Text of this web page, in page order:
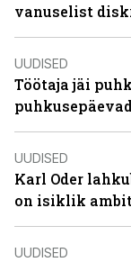
vanuselist
UUDISED
Töötaja jäi
UUDISED
Karl Oder
on isiklik
UUDISED